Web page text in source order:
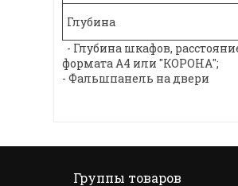
Глубина
- Глубина шкафов,
формата А4 или "КОРОНА";
- Фальшпанель на двери
Группы товаров